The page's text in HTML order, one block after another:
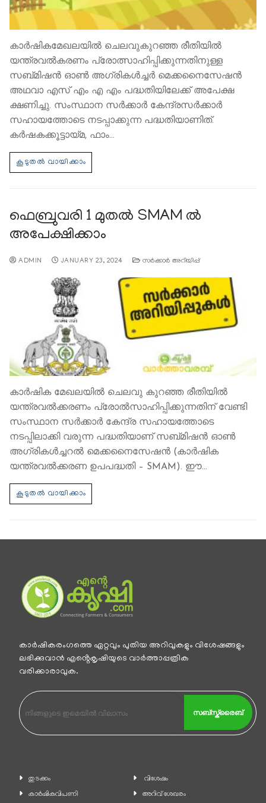
കാര്‍ഷികമേഖലയില്‍ ചെലവുകുറഞ്ഞ രീതിയില്‍
യന്ത്രവല്‍കരണം പ്രോത്സാഹിപ്പിക്കുന്നതിനുള്ള
സബ്മിഷന്‍ ഓണ്‍ അഗ്രികള്‍ച്ചര്‍ മെക്കനൈസേഷന്‍
അഥവാ എസ് എം എ എം പദ്ധതിയിലേക്ക് അപേക്ഷ
ക്ഷണിച്ചു. സംസ്ഥാന സര്‍ക്കാര്‍ കേന്ദ്രസര്‍ക്കാര്‍
സഹായത്തോടെ നടപ്പാക്കുന്ന പദ്ധതിയാണിത്.
കര്‍ഷകക്കൂട്ടായ്മ, ഫാം…
ഫെബ്രുവരി 1 മുതല്‍ SMAM ൽ
അപേക്ഷിക്കാം
ADMIN JANUARY 23, 2024 സര്‍ക്കാര്‍ അറിയിപ്പ്
കാര്‍ഷിക മേഖലയില്‍ ചെലവു കുറഞ്ഞ രീതിയില്‍
യന്ത്രവല്‍ക്കരണം പ്രോല്‍സാഹിപ്പിക്കുന്നതിന് വേണ്ടി
സംസ്ഥാന സര്‍ക്കാര്‍ കേന്ദ്ര സഹായത്തോടെ
നടപ്പിലാക്കി വരുന്ന പദ്ധതിയാണ് സബ്മിഷന്‍ ഓണ്‍
അഗ്രികള്‍ച്ചറല്‍ മെക്കനൈസേഷന്‍ (കാര്‍ഷിക
യന്ത്രവല്‍ക്കരണ ഉപപദ്ധതി – SMAM). ഈ…
കാര്‍ഷികരംഗത്തെ ഏറ്റവും പുതിയ അറിവുകളും വിശേഷങ്ങളും
ലഭിക്കുവാന്‍ എൻ്റെകൃഷിയുടെ വാര്‍ത്താപ്പത്രിക
വരിക്കാരാവുക.
സബ്സ്ക്രൈബ്
തുടക്കം
കാ‍ർഷികവിപണി
വിശേഷം
അറിവ് ശേഖരം